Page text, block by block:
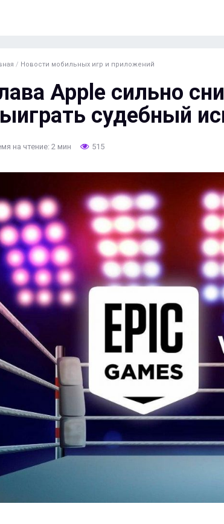
/ Новости мобильных игр и приложений
Apple сильно
судебный
на чтение: 2 мин 515